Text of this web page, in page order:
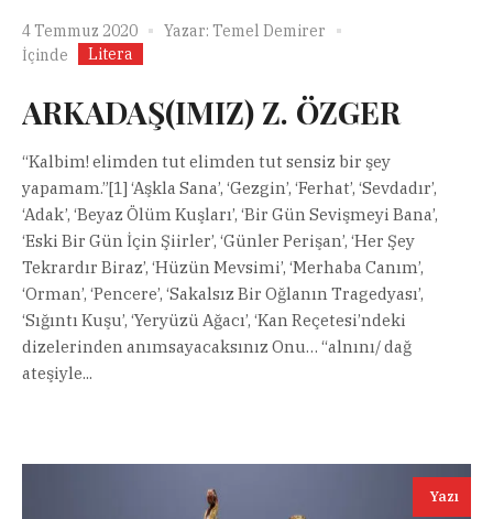
4 Temmuz 2020 Yazar: Temel Demirer
İçinde
Litera
ARKADAŞ(IMIZ) Z. ÖZGER
“Kalbim! elimden tut elimden tut sensiz bir şey
yapamam.”[1] ‘Aşkla Sana’, ‘Gezgin’, ‘Ferhat’, ‘Sevdadır’,
‘Adak’, ‘Beyaz Ölüm Kuşları’, ‘Bir Gün Sevişmeyi Bana’,
‘Eski Bir Gün İçin Şiirler’, ‘Günler Perişan’, ‘Her Şey
Tekrardır Biraz’, ‘Hüzün Mevsimi’, ‘Merhaba Canım’,
‘Orman’, ‘Pencere’, ‘Sakalsız Bir Oğlanın Tragedyası’,
‘Sığıntı Kuşu’, ‘Yeryüzü Ağacı’, ‘Kan Reçetesi’ndeki
dizelerinden anımsayacaksınız Onu… “alnını/ dağ
ateşiyle...
Yazı